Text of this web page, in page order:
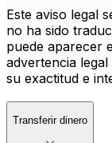
Este aviso legal
no ha sido
puede aparecer
advertencia
su exactitud e
Transferir dinero